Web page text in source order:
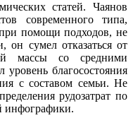
статей. Чаянов
современного типа,
при помощи подходов, не
он сумел отказаться от
массы со средними
уровень благосостояния
с составом семьи. Не
рудозатрат по
инфографики.